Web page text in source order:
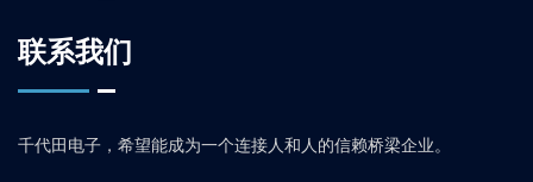
联系我们
千代田电子，希望能成为一个连接人和人的信赖桥梁企业。